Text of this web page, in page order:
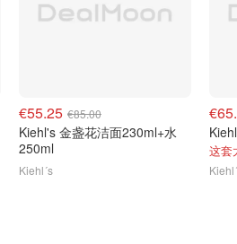
€55.25 €85.00
Kiehl's 金盏花洁面230ml+水
250ml
Kiehl´s